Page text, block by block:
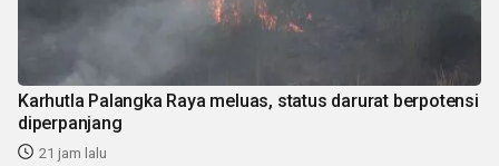
Karhutla Palangka Raya meluas, status darurat berpotensi
diperpanjang
21 jam lalu